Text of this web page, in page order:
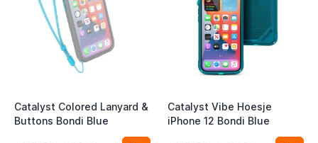
Catalyst Colored Lanyard &
Buttons Bondi Blue
Catalyst Vibe Hoesje
iPhone 12 Bondi Blue